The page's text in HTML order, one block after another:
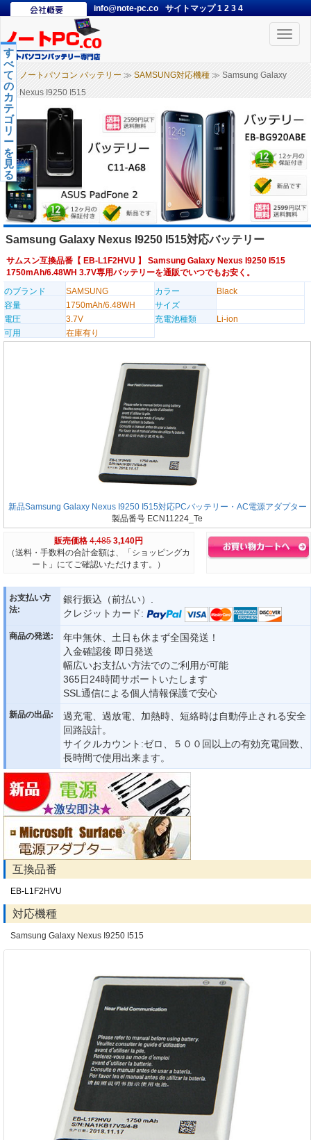
info@note-pc.co サイトマップ1 2 3 4
Toggle
ノートパソコン バッテリー ≫ SAMSUNG対応機種 ≫ Samsung Galaxy
Nexus I9250 I515
す
べ
て
の
カ
テ
ゴ
リ
ー
を
見
る
Samsung Galaxy Nexus I9250 I515対応バッテリー
サムスン互換品番【 EB-L1F2HVU 】 Samsung Galaxy Nexus I9250 I515
1750mAh/6.48WH 3.7V専用バッテリーを通販でいつでもお安く。
のブランド
SAMSUNG カラー
Black
容量
1750mAh/6.48WH
サイズ
電圧
3.7V 充電池種類
Li-ion
可用
在庫有り
新品Samsung Galaxy Nexus I9250 I515対応PCバッテリー・AC電源アダプター
製品番号 ECN11224_Te
販売価格 4,485 3,140円
（送料・手数料の合計金額は、「ショッピングカ
ート」にてご確認いただけます。）
お支払い方
法:
銀行振込（前払い）.
クレジットカード:
商品の発送:
年中無休、土日も休まず全国発送！
入金確認後 即日発送
幅広いお支払い方法でのご利用が可能
365日24時間サポートいたします
SSL通信による個人情報保護で安心
新品の出品:
過充電、過放電、加熱時、短絡時は自動停止される安全
回路設計。
サイクルカウント:ゼロ、５００回以上の有効充電回数、
長時間で使用出来ます。
互換品番
EB-L1F2HVU
対応機種
Samsung Galaxy Nexus I9250 I515